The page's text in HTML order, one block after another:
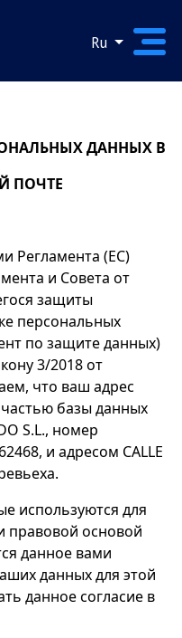
Ru
ДАННЫХ В
ПОЧТЕ
Регламента (ЕС)
и Совета от
защиты
персональных
по защите данных)
3/2018 от
что ваш адрес
базы данных
S.L., номер
и адресом CALLE
используются для
правовой основой
данное вами
данных для этой
данное согласие в